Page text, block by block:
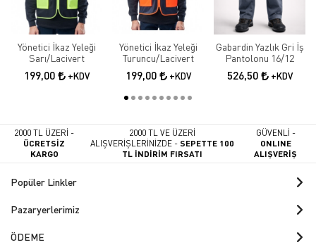
Yönetici İkaz Yeleği
Sarı/Lacivert
199,00 +KDV
Yönetici İkaz Yeleği
Turuncu/Lacivert
199,00 +KDV
Gabardin Yazlık Gri İş
Pantolonu 16/12
526,50 +KDV
2000 TL ÜZERİ -
ÜCRETSİZ
KARGO
2000 TL VE ÜZERİ
ALIŞVERİŞLERİNİZDE -SEPETTE 100
TL İNDİRİM FIRSATI
GÜVENLİ -
ONLINE
ALIŞVERİŞ
Popüler Linkler
Pazaryerlerimiz
ÖDEME